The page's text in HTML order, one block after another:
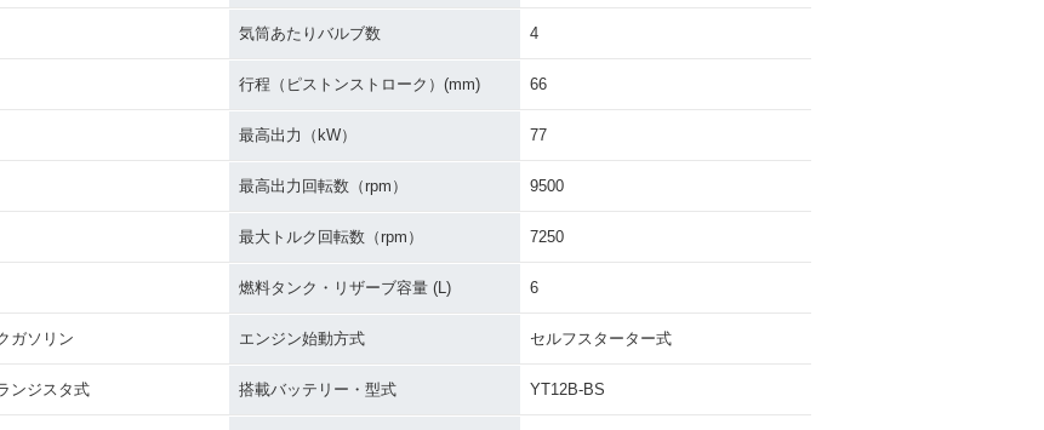
気筒あたりバルブ数 4
行程（ピストンストローク）(mm) 66
最高出力（kW） 77
最高出力回転数（rpm） 9500
最大トルク回転数（rpm） 7250
燃料タンク・リザーブ容量 (L) 6
ガソリン エンジン始動方式 セルフスターター式
ンジスタ式 搭載バッテリー・型式 YT12B-BS